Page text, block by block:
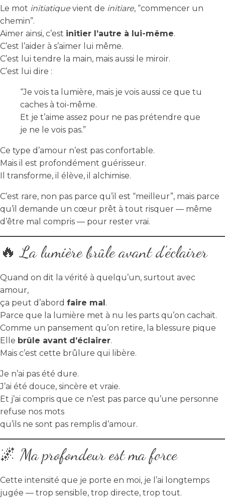
Le mot initiatique vient de initiare, “commencer un
chemin”.
Aimer ainsi, c’est initier l’autre à lui-même.
C’est l’aider à s’aimer lui même.
C’est lui tendre la main, mais aussi le miroir.
C’est lui dire :
“Je vois ta lumière, mais je vois aussi ce que tu
caches à toi-même.
Et je t’aime assez pour ne pas prétendre que
je ne le vois pas.”
Ce type d’amour n’est pas confortable.
Mais il est profondément guérisseur.
Il transforme, il élève, il alchimise.
C’est rare, non pas parce qu’il est “meilleur”, mais parce
qu’il demande un cœur prêt à tout risquer — même
d’être mal compris — pour rester vrai.
🔥 La lumière brûle avant d’éclairer
Quand on dit la vérité à quelqu’un, surtout avec
amour,
ça peut d’abord faire mal.
Parce que la lumière met à nu les parts qu’on cachait.
Comme un pansement qu’on retire, la blessure pique
Elle brûle avant d’éclairer.
Mais c’est cette brûlure qui libère.
Je n’ai pas été dure.
J’ai été douce, sincère et vraie.
Et j’ai compris que ce n’est pas parce qu’une personne
refuse nos mots
qu’ils ne sont pas remplis d’amour.
🌌 Ma profondeur est ma force
Cette intensité que je porte en moi, je l’ai longtemps
jugée — trop sensible, trop directe, trop tout.